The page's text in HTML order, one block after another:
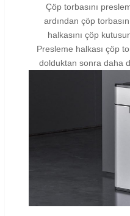
Çöp torbasını
ardından çöp
halkasını çöp
Presleme halkası çöp
dolduktan sonra daha